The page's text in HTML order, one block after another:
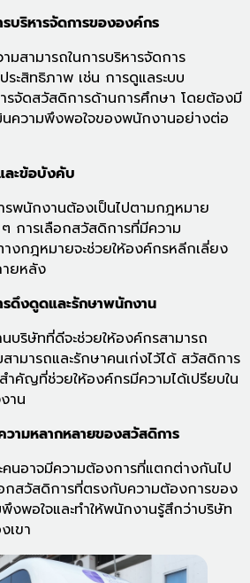
รบริหารจัดการขององค์กร
สามารถในการบริหารจัดการ
ะสิทธิภาพ เช่น การดูแลระบบ
รจัดสวัสดิการด้านการศึกษา โดยต้องมี
นความพึงพอใจของพนักงานอย่างต่อ
ละข้อบังคับ
พนักงานต้องเป็นไปตามกฎหมาย
การเลือกสวัสดิการที่มีความ
กฎหมายจะช่วยให้องค์กรหลีกเลี่ยง
ยหลัง
รดึงดูดและรักษาพนักงาน
บริษัทที่ดีจะช่วยให้องค์กรสามารถ
มารถและรักษาคนเก่งไว้ได้ สวัสดิการ
คัญที่ช่วยให้องค์กรมีความได้เปรียบใน
าน
ามหลากหลายของสวัสดิการ
นอาจมีความต้องการที่แตกต่างกันไป
กสวัสดิการที่ตรงกับความต้องการของ
งพอใจและทำให้พนักงานรู้สึกว่าบริษัท
เขา